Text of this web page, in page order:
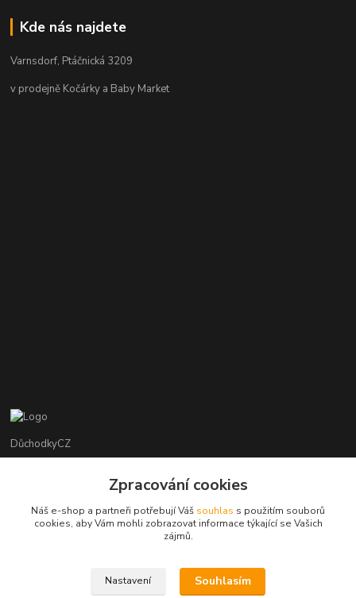
Kde nás najdete
Varnsdorf, Ptáčnická 3209
v prodejně Kočárky a Baby Market
DůchodkyCZ
+420 412384749
objednavky@duchodky.cz
Zpracování cookies
Náš e-shop a partneři potřebují Váš souhlas s použitím souborů
cookies, aby Vám mohli zobrazovat informace týkající se Vašich
zájmů.
Nastavení Souhlasím